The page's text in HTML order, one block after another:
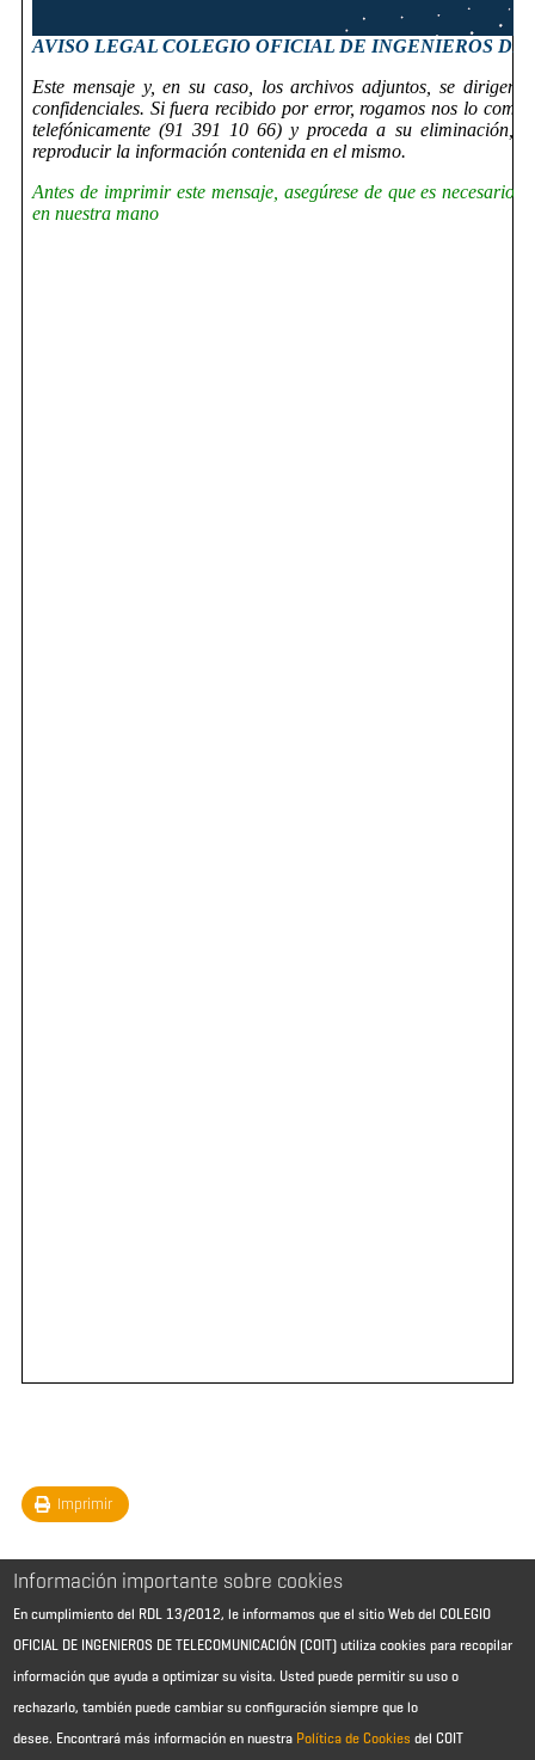
Imprimir
Aviso Legal - Información general
Información importante sobre cookies
En cumplimiento del RDL 13/2012, le informamos que el sitio Web del COLEGIO
OFICIAL DE INGENIEROS DE TELECOMUNICACIÓN (COIT) utiliza cookies para recopilar
información que ayuda a optimizar su visita. Usted puede permitir su uso o
rechazarlo, también puede cambiar su configuración siempre que lo
desee. Encontrará más información en nuestra Política de Cookies del COIT